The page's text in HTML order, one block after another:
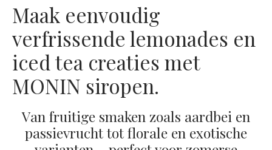
Maak eenvoudig
verfrissende lemonades en
iced tea creaties met
MONIN siropen.
Van fruitige smaken zoals aardbei en
passievrucht tot florale en exotische